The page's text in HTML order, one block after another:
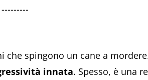
---------
spingono un cane a
innata. Spesso, è una